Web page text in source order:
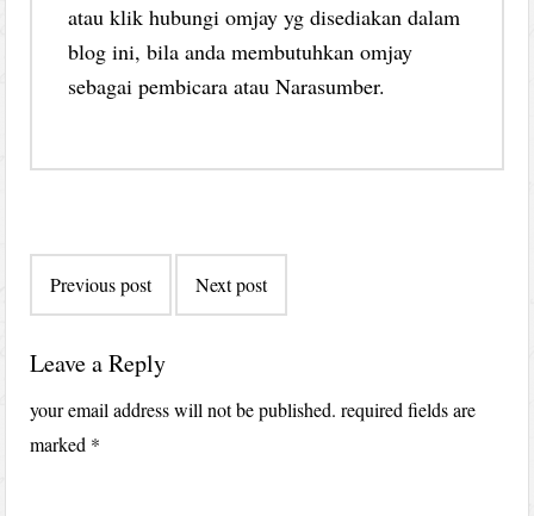
atau klik hubungi omjay yg disediakan dalam
blog ini, bila anda membutuhkan omjay
sebagai pembicara atau Narasumber.
navigation
Previous post Next post
Leave a Reply
your email address will not be published. required fields are
marked *